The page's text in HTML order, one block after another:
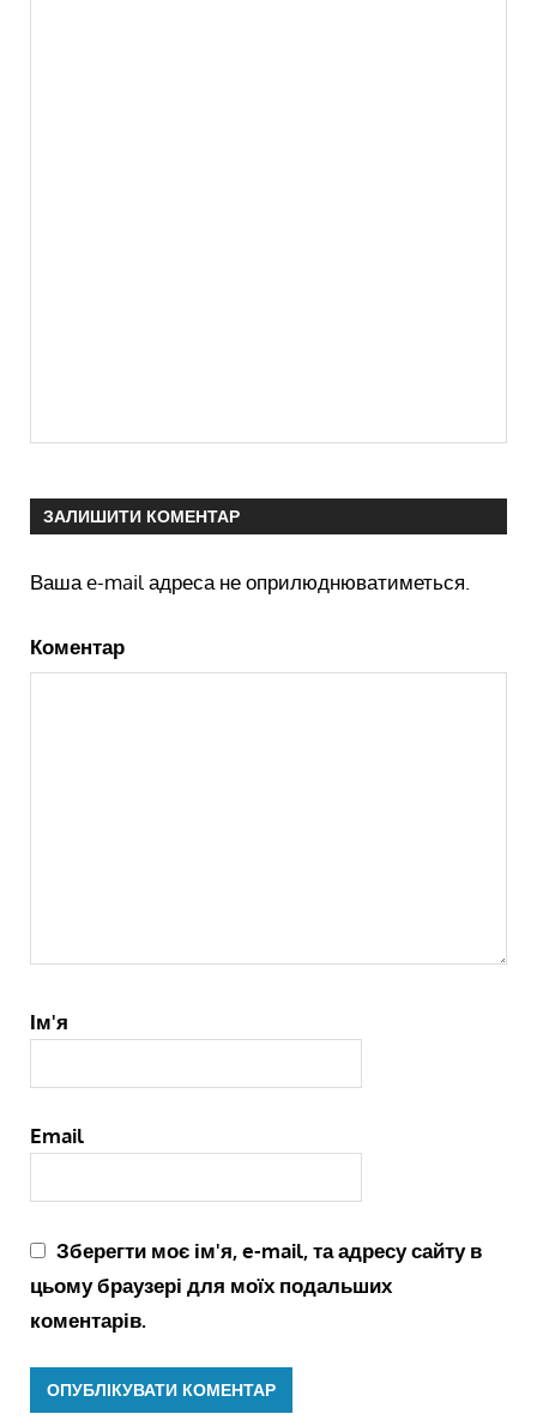
ЗАЛИШИТИ КОМЕНТАР
Ваша e-mail адреса не оприлюднюватиметься.
Коментар
Ім'я
Email
Зберегти моє ім'я, e-mail, та адресу сайту в
цьому браузері для моїх подальших
коментарів.